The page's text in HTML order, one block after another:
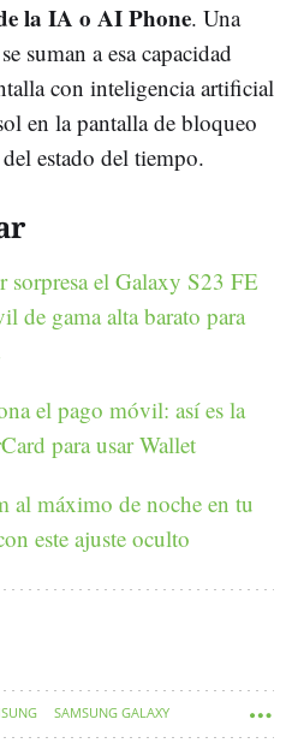
la IA o AI Phone. Una
suman a esa capacidad
con inteligencia artificial
en la pantalla de bloqueo
estado del tiempo.
sorpresa el Galaxy S23 FE
de gama alta barato para
el pago móvil: así es la
para usar Wallet
al máximo de noche en tu
este ajuste oculto
SAMSUNG GALAXY